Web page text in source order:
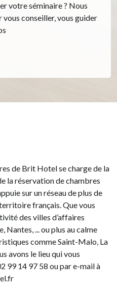
votre séminaire ? Nous
conseiller, vous guider
de Brit Hotel se charge de la
la réservation de chambres
sur un réseau de plus de
français. Que vous
des villes d’affaires
Nantes, ... ou plus au calme
comme Saint-Malo, La
avons le lieu qui vous
99 14 97 58 ou par e-mail à